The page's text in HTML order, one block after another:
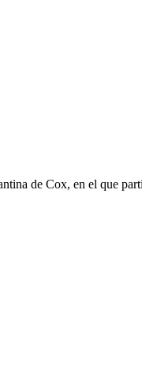
de Cox, en el que